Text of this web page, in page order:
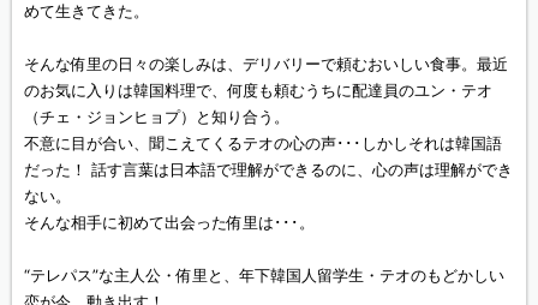
めて生きてきた。
そんな侑里の日々の楽しみは、デリバリーで頼むおいしい食事。最近
のお気に入りは韓国料理で、何度も頼むうちに配達員のユン・テオ
（チェ・ジョンヒョプ）と知り合う。
不意に目が合い、聞こえてくるテオの心の声･･･しかしそれは韓国語
だった！ 話す言葉は日本語で理解ができるのに、心の声は理解ができ
ない。
そんな相手に初めて出会った侑里は･･･。
“テレパス”な主人公・侑里と、年下韓国人留学生・テオのもどかしい